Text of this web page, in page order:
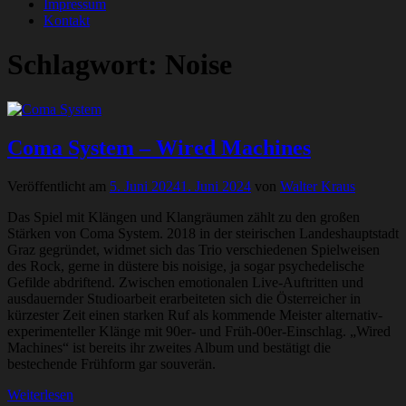
Impressum
Kontakt
Schlagwort: Noise
Coma System – Wired Machines
Veröffentlicht am 5. Juni 20241. Juni 2024 von Walter Kraus
Das Spiel mit Klängen und Klangräumen zählt zu den großen
Stärken von Coma System. 2018 in der steirischen Landeshauptstadt
Graz gegründet, widmet sich das Trio verschiedenen Spielweisen
des Rock, gerne in düstere bis noisige, ja sogar psychedelische
Gefilde abdriftend. Zwischen emotionalen Live-Auftritten und
ausdauernder Studioarbeit erarbeiteten sich die Österreicher in
kürzester Zeit einen starken Ruf als kommende Meister alternativ-
experimenteller Klänge mit 90er- und Früh-00er-Einschlag. „Wired
Machines“ ist bereits ihr zweites Album und bestätigt die
bestechende Frühform gar souverän.
Weiterlesen